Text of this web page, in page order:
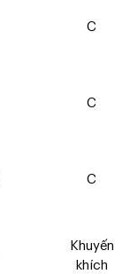
C
C
C
Khuyến
khích